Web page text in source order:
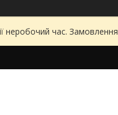
неробочий час.